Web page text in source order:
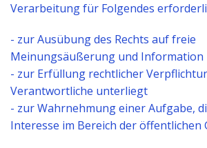
Verarbeitung für Folgendes
- zur Ausübung des Rechts auf freie
Meinungsäußerung und Information
- zur Erfüllung rechtlicher
Verantwortliche unterliegt
- zur Wahrnehmung einer Aufgabe,
Interesse im Bereich der öffentlichen